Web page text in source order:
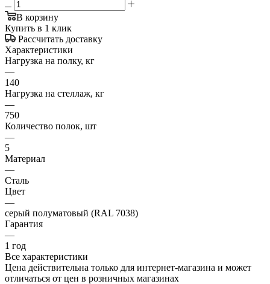
В корзину
Купить в 1 клик
Рассчитать доставку
Характеристики
Нагрузка на полку, кг
—
140
Нагрузка на стеллаж, кг
—
750
Количество полок, шт
—
5
Материал
—
Сталь
Цвет
—
серый полуматовый (RAL 7038)
Гарантия
—
1 год
Все характеристики
Цена действительна только для интернет-магазина и может
отличаться от цен в розничных магазинах